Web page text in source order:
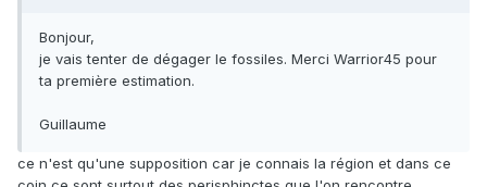
Bonjour,
je vais tenter de dégager le fossiles. Merci Warrior45 pour
ta première estimation.
Guillaume
ce n'est qu'une supposition car je connais la région et dans ce